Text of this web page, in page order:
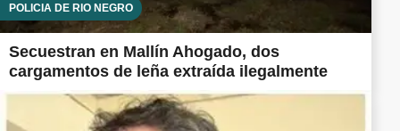
POLICÍA DE RÍO NEGRO
Secuestran en Mallín Ahogado, dos
cargamentos de leña extraída ilegalmente